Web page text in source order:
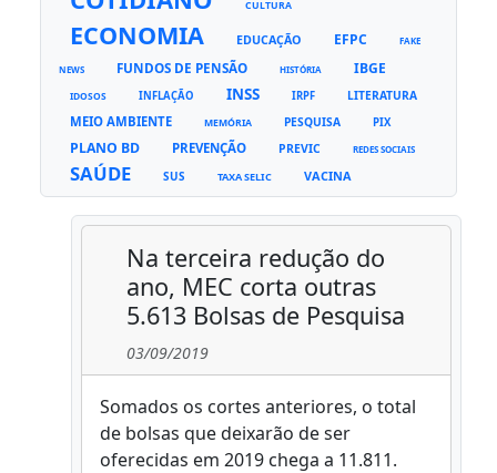
CULTURA
ECONOMIA EDUCAÇÃO EFPC FAKE
NEWS FUNDOS DE PENSÃO HISTÓRIA IBGE
IDOSOS INFLAÇÃO INSS IRPF LITERATURA
MEIO AMBIENTE MEMÓRIA PESQUISA PIX
PLANO BD PREVENÇÃO PREVIC REDES SOCIAIS
SAÚDE SUS TAXA SELIC VACINA
Na terceira redução do
ano, MEC corta outras
5.613 Bolsas de Pesquisa
03/09/2019
Somados os cortes anteriores, o total
de bolsas que deixarão de ser
oferecidas em 2019 chega a 11.811.